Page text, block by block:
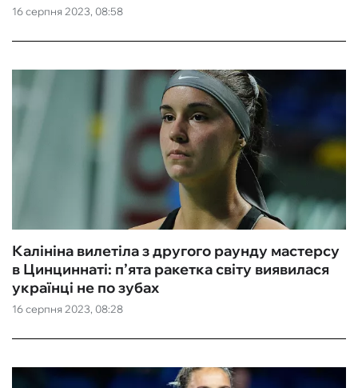
16 серпня 2023, 08:58
16 серпня 2023, 08:28
Калініна вилетіла з другого раунду мастерсу
в Цинциннаті: п’ята ракетка світу виявилася
українці не по зубах